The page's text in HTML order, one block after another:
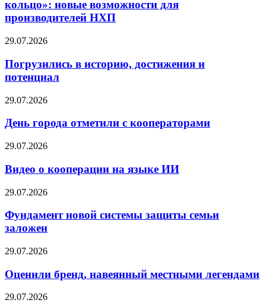
кольцо»: новые возможности для
производителей НХП
29.07.2026
Погрузились в историю, достижения и
потенциал
29.07.2026
День города отметили с кооператорами
29.07.2026
Видео о кооперации на языке ИИ
29.07.2026
Фундамент новой системы защиты семьи
заложен
29.07.2026
Оценили бренд, навеянный местными легендами
29.07.2026